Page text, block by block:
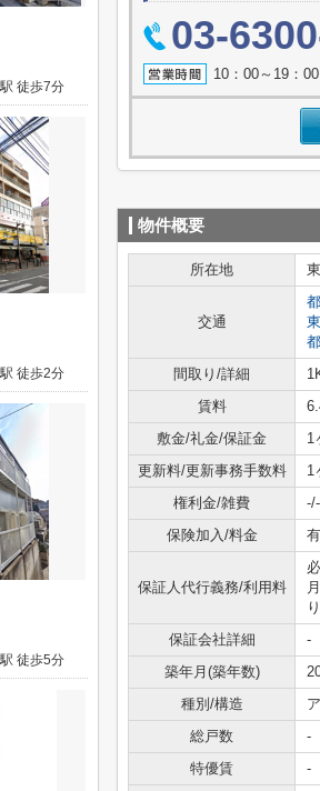
03-
10：00～19：
物件概要
所在地
交通
間取り/詳細
賃料
敷金/礼金/保証金
1
更新料/更新事務手数料
1
権利金/雑費
-/-
保険加入/料金
保証人代行義務/利用料
保証会社詳細
-
築年月(築年数)
種別/構造
総戸数
-
特優賃
-
徒歩7分
徒歩2分
徒歩5分